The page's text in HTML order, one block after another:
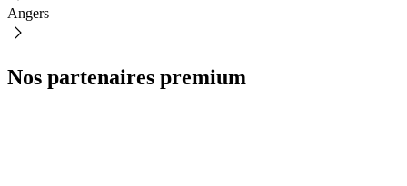
Angers
Nos partenaires premium